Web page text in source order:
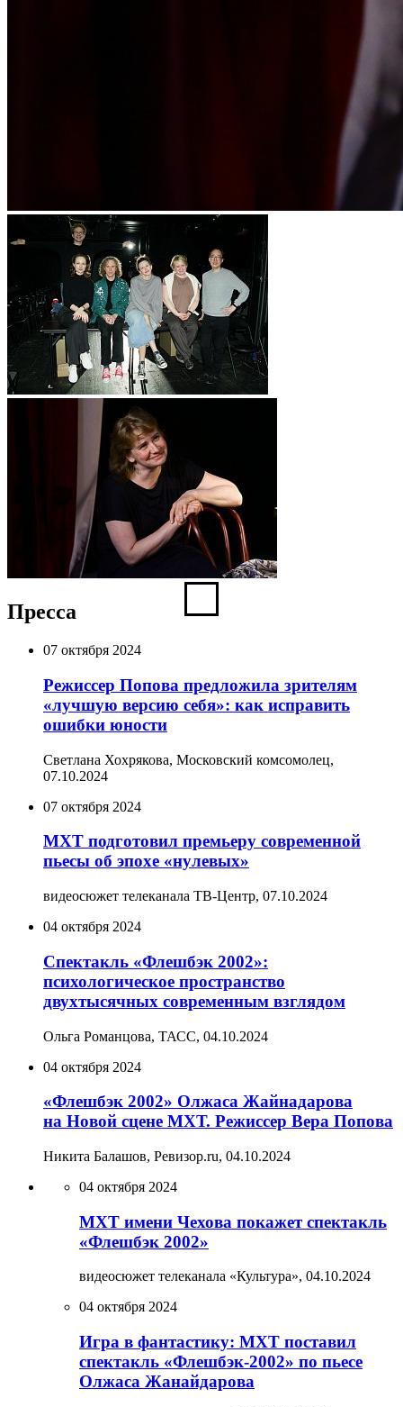
Пресса
07 октября 2024
Режиссер Попова предложила зрителям
«лучшую версию себя»: как исправить
ошибки юности
Светлана Хохрякова, Московский комсомолец,
07.10.2024
07 октября 2024
МХТ подготовил премьеру современной
пьесы об эпохе «нулевых»
видеосюжет телеканала ТВ-Центр, 07.10.2024
04 октября 2024
Спектакль «Флешбэк 2002»:
психологическое пространство
двухтысячных современным взглядом
Ольга Романцова, ТАСС, 04.10.2024
04 октября 2024
«Флешбэк 2002» Олжаса Жайнадарова
на Новой сцене МХТ. Режиссер Вера Попова
Никита Балашов, Ревизор.ru, 04.10.2024
04 октября 2024
МХТ имени Чехова покажет спектакль
«Флешбэк 2002»
видеосюжет телеканала «Культура», 04.10.2024
04 октября 2024
Игра в фантастику: МХТ поставил
спектакль «Флешбэк-2002» по пьесе
Олжаса Жанайдарова